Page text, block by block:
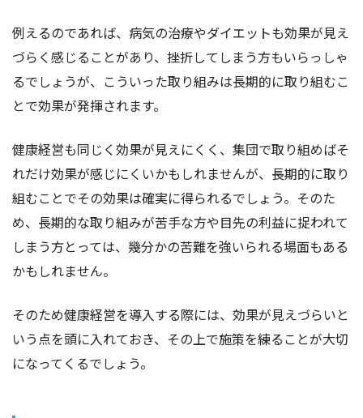
例えるのであれば、病気の治療やダイエットも効果が見え
づらく感じることがあり、挫折してしまう方もいらっしゃ
るでしょうが、こういった取り組みは長期的に取り組むこ
とで効果が発揮されます。
健康経営も同じく効果が見えにくく、集団で取り組めばそ
れだけ効果が感じにくいかもしれませんが、長期的に取り
組むことでその効果は確実に得られるでしょう。そのた
め、長期的な取り組みが苦手な方や目先の利益に捉われて
しまう方とっては、幾分かの苦難を強いられる場面もある
かもしれません。
そのため健康経営を導入する際には、効果が見えづらいと
いう点を頭に入れておき、その上で施策を練ることが大切
になってくるでしょう。